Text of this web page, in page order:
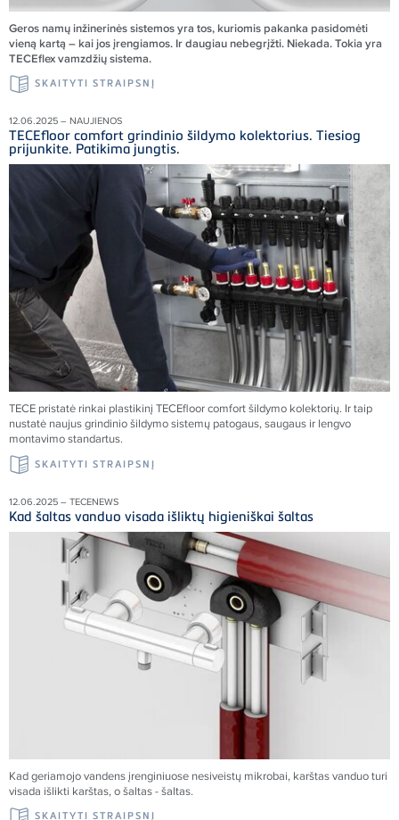
Geros namų inžinerinės sistemos yra tos, kuriomis pakanka pasidomėti
vieną kartą – kai jos įrengiamos. Ir daugiau nebegrįžti. Niekada. Tokia yra
TECEflex vamzdžių sistema.
SKAITYTI STRAIPSNĮ
12.06.2025 – NAUJIENOS
TECEfloor comfort grindinio šildymo kolektorius. Tiesiog
prijunkite. Patikima jungtis.
TECE pristatė rinkai plastikinį TECEfloor comfort šildymo kolektorių. Ir taip
nustatė naujus grindinio šildymo sistemų patogaus, saugaus ir lengvo
montavimo standartus.
SKAITYTI STRAIPSNĮ
12.06.2025 – TECENEWS
Kad šaltas vanduo visada išliktų higieniškai šaltas
Kad geriamojo vandens įrenginiuose nesiveistų mikrobai, karštas vanduo turi
visada išlikti karštas, o šaltas - šaltas.
SKAITYTI STRAIPSNĮ